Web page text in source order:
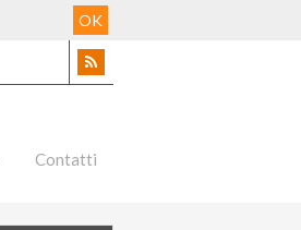
OK
Contatti